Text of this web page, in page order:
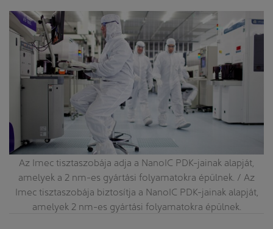
Az Imec tisztaszobája adja a NanoIC PDK-jainak alapját,
amelyek a 2 nm-es gyártási folyamatokra épülnek. / Az
Imec tisztaszobája biztosítja a NanoIC PDK-jainak alapját,
amelyek 2 nm-es gyártási folyamatokra épülnek.